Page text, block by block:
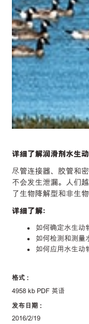
详细了解润滑剂水生
尽管连接器、胶管和
不会发生泄漏。人们
了生物降解型和非生
详细了解：
如何确定水生动
如何检测和测量
如何应用水生动
格式 :
4958 kb PDF 英语
发布日期 :
2016/2/19